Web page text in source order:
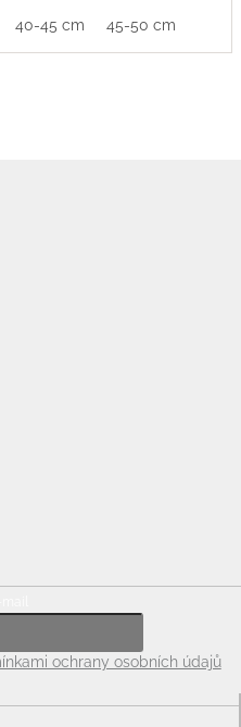
40-45 cm 45-50 cm
ochrany osobních údajů